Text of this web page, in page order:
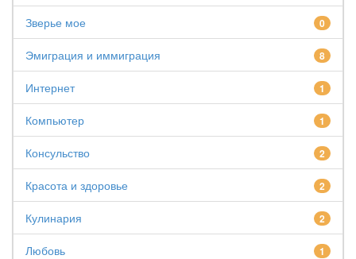
Зверье мое 0
Эмиграция и иммиграция 8
Интернет 1
Компьютер 1
Консульство 2
Красота и здоровье 2
Кулинария 2
Любовь 1